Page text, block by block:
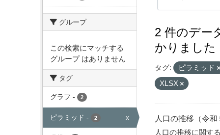
グループ
この検索にマッチする
グループ はありません
タグ
グラフ - 2
ピラミッド - 2 x
2 件のデー
かりました
タグ:
ピラミッド
XLSX
人口の推移（令和
人口の推移に関す